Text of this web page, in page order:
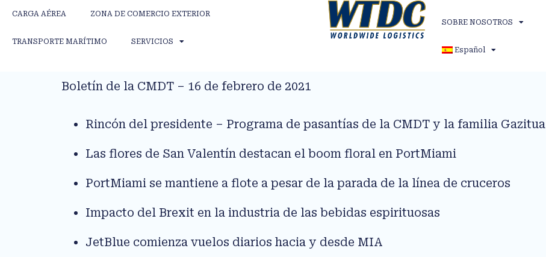
CARGA AÉREA ZONA DE COMERCIO EXTERIOR
TRANSPORTE MARÍTIMO SERVICIOS
SOBRE NOSOTROS
Español
Boletín de la CMDT – 16 de febrero de 2021
Rincón del presidente – Programa de pasantías de la CMDT y la familia Gazitua
Las flores de San Valentín destacan el boom floral en PortMiami
PortMiami se mantiene a flote a pesar de la parada de la línea de cruceros
Impacto del Brexit en la industria de las bebidas espirituosas
JetBlue comienza vuelos diarios hacia y desde MIA